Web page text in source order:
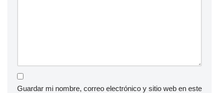
Guardar mi nombre, correo electrónico y sitio web en este